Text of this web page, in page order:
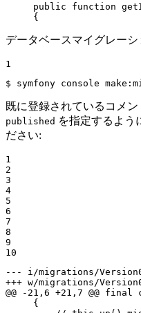
public function
     {
データベースマイグレー
1
$ symfony console
既に登録されているコメ
published を指定するよう
ださい:
1
2
3
4
5
6
7
8
9
10
--- i/migrations/
+++ w/migrations/
@@ -21,6 +21,7 @@
     {